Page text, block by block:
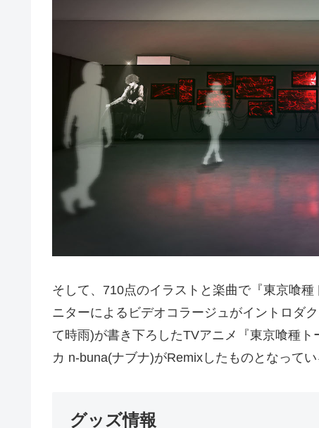
そして、710点のイラストと楽曲で『東京喰
ニターによるビデオコラージュがイントロダ
て時雨)が書き下ろしたTVアニメ『東京喰種
カ n-buna(ナブナ)がRemixしたものとなってい
グッズ情報